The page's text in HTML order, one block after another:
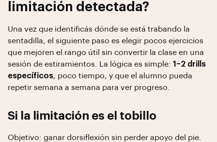
limitación detectada?
Una vez que identificás dónde se está trabando la
sentadilla, el siguiente paso es elegir pocos ejercicios
que mejoren el rango útil sin convertir la clase en una
sesión de estiramientos. La lógica es simple: 1–2 drills
específicos, poco tiempo, y que el alumno pueda
repetir semana a semana para ver progreso.
Si la limitación es el tobillo
Objetivo: ganar dorsiflexión sin perder apoyo del pie.